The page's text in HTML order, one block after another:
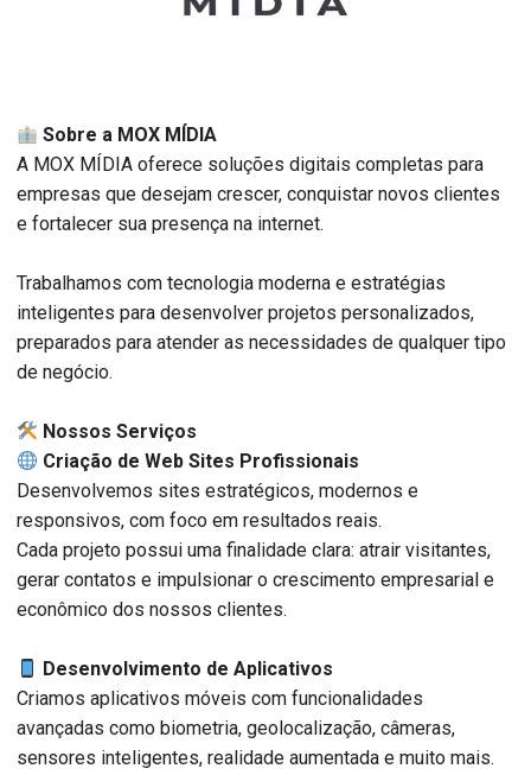
Sobre a MOX MÍDIA
A MOX MÍDIA oferece soluções digitais completas para
empresas que desejam crescer, conquistar novos clientes
e fortalecer sua presença na internet.
Trabalhamos com tecnologia moderna e estratégias
inteligentes para desenvolver projetos personalizados,
preparados para atender as necessidades de qualquer tipo
de negócio.
️ Nossos Serviços
Criação de Web Sites Profissionais
Desenvolvemos sites estratégicos, modernos e
responsivos, com foco em resultados reais.
Cada projeto possui uma finalidade clara: atrair visitantes,
gerar contatos e impulsionar o crescimento empresarial e
econômico dos nossos clientes.
Desenvolvimento de Aplicativos
Criamos aplicativos móveis com funcionalidades
avançadas como biometria, geolocalização, câmeras,
sensores inteligentes, realidade aumentada e muito mais.